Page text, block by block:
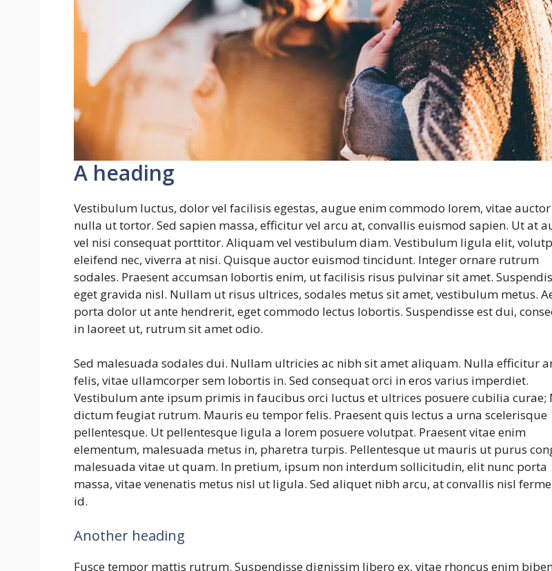
A heading
Vestibulum luctus, dolor vel facilisis egestas, augue enim commodo lorem, vitae
nulla ut tortor. Sed sapien massa, efficitur vel arcu at, convallis euismod sapien. Ut at
vel nisi consequat porttitor. Aliquam vel vestibulum diam. Vestibulum ligula elit,
eleifend nec, viverra at nisi. Quisque auctor euismod tincidunt. Integer ornare rutrum
sodales. Praesent accumsan lobortis enim, ut facilisis risus pulvinar sit amet.
eget gravida nisl. Nullam ut risus ultrices, sodales metus sit amet, vestibulum metus.
porta dolor ut ante hendrerit, eget commodo lectus lobortis. Suspendisse est dui,
in laoreet ut, rutrum sit amet odio.
Sed malesuada sodales dui. Nullam ultricies ac nibh sit amet aliquam. Nulla efficitur
felis, vitae ullamcorper sem lobortis in. Sed consequat orci in eros varius imperdiet.
Vestibulum ante ipsum primis in faucibus orci luctus et ultrices posuere cubilia curae;
dictum feugiat rutrum. Mauris eu tempor felis. Praesent quis lectus a urna scelerisque
pellentesque. Ut pellentesque ligula a lorem posuere volutpat. Praesent vitae enim
elementum, malesuada metus in, pharetra turpis. Pellentesque ut mauris ut purus
malesuada vitae ut quam. In pretium, ipsum non interdum sollicitudin, elit nunc porta
massa, vitae venenatis metus nisl ut ligula. Sed aliquet nibh arcu, at convallis nisl
id.
Another heading
Fusce tempor mattis rutrum. Suspendisse dignissim libero ex, vitae rhoncus enim